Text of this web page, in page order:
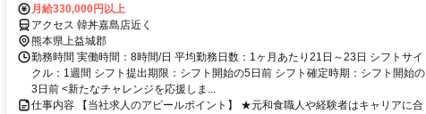
月給330,000円以上
アクセス 韓丼嘉島店近く
熊本県上益城郡
勤務時間 実働時間：8時間/日 平均勤務日数：1ヶ月あたり21日～23日 シフトサイ
クル：1週間 シフト提出期限：シフト開始の5日前 シフト確定時期：シフト開始の
3日前 <新たなチャレンジを応援しま...
仕事内容 【当社求人のアピールポイント】 ★元和食職人や経験者はキャリアに合